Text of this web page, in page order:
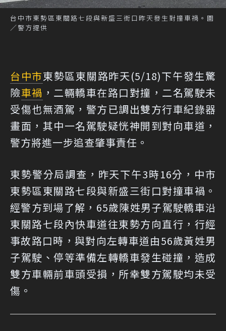
台中市東勢區東關路七段與新盛三街口昨天發生對撞車禍。圖
／警方提供
台中市東勢區東關路昨天(5/18)下午發生驚
險車禍 ，二輛轎車在路口對撞，二名駕駛未
受傷也無酒駕，警方已調出雙方行車紀錄器
畫面，其中一名駕駛疑恍神開到對向車道，
警方將進一步追查肇事責任。
東勢警分局調查，昨天下午3時16分，中市
東勢區東關路七段與新盛三街口對撞車禍。
經警方到場了解，65歲陳姓男子駕駛轎車沿
東關路七段內快車道往東勢方向直行，行經
事故路口時，與對向左轉車道由56歲黃姓男
子駕駛、停等準備左轉轎車發生碰撞，造成
雙方車輛前車頭受損，所幸雙方駕駛均未受
傷。